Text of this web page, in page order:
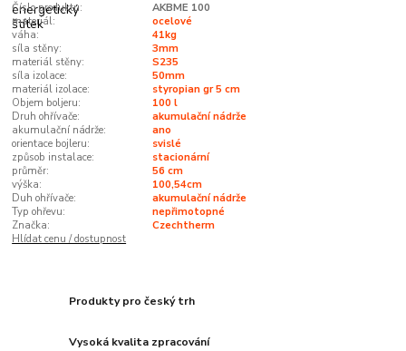
Číslo produktu:
AKBME 100
materiál:
ocelové
váha:
41kg
síla stěny:
3mm
materiál stěny:
S235
síla izolace:
50mm
materiál izolace:
styropian gr 5 cm
Objem boljeru:
100 l
Druh ohřívače:
akumulační nádrže
akumulační nádrže:
ano
orientace bojleru:
svislé
způsob instalace:
stacionární
průměr:
56 cm
výška:
100,54cm
Duh ohřívače:
akumulační nádrže
Typ ohřevu:
nepřimotopné
Značka:
Czechtherm
Hlídat cenu / dostupnost
Produkty pro český trh
Vysoká kvalita zpracování